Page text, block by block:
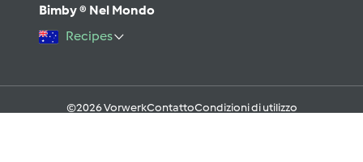
Bimby ® Nel Mondo
Recipes
©2026 VorwerkContattoCondizioni di utilizzo